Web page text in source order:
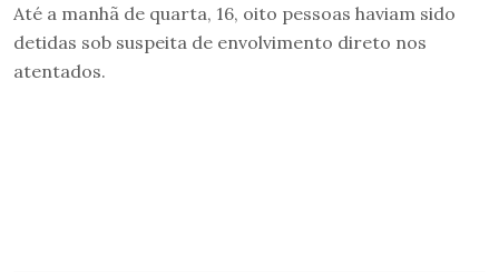
Até a manhã de quarta, 16, oito pessoas haviam sido
detidas sob suspeita de envolvimento direto nos
atentados.